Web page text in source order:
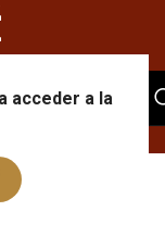
acceder a la